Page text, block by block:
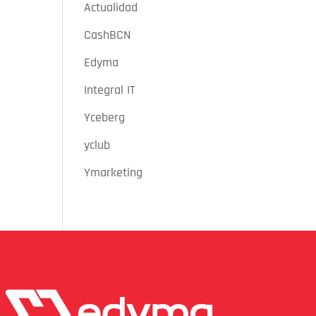
Actualidad
CashBCN
Edyma
Integral IT
Yceberg
yclub
Ymarketing